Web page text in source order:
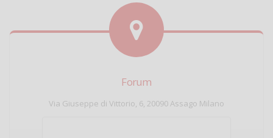
Forum
Via Giuseppe di Vittorio, 6, 20090 Assago Milano